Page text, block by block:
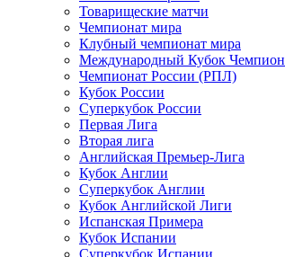
Товарищеские матчи
Чемпионат мира
Клубный чемпионат мира
Международный Кубок
Чемпионат России (РПЛ)
Кубок России
Суперкубок России
Первая Лига
Вторая лига
Английская Премьер-Лига
Кубок Англии
Суперкубок Англии
Кубок Английской Лиги
Испанская Примера
Кубок Испании